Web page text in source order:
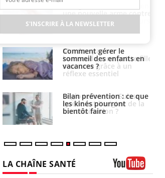
une nouvelle arme contre
les réactions sévères
Comment gérer le
sommeil des enfants en
vacances ?
Bilan prévention : ce que
les kinés pourront
bientôt faire
LA CHAÎNE SANTÉ
S'INSCRIRE À LA NEWSLETTER